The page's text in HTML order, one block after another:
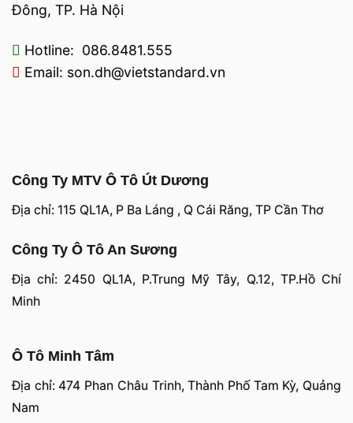
Đông, TP. Hà Nội
Hotline: 086.8481.555
Email: son.dh@vietstandard.vn
Công Ty MTV Ô Tô Út Dương
Địa chỉ: 115 QL1A, P Ba Láng , Q Cái Răng, TP Cần Thơ
Công Ty Ô Tô An Sương
Địa chỉ: 2450 QL1A, P.Trung Mỹ Tây, Q.12, TP.Hồ Chí
Minh
Ô Tô Minh Tâm
Địa chỉ: 474 Phan Châu Trinh, Thành Phố Tam Kỳ, Quảng
Nam